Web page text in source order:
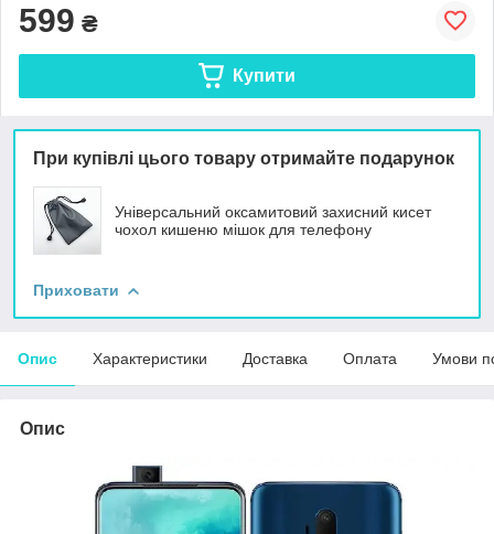
599 ₴
Купити
При купівлі цього товару отримайте подарунок
Універсальний оксамитовий захисний кисет
чохол кишеню мішок для телефону
Приховати
Опис Характеристики Доставка Оплата Умови
Опис